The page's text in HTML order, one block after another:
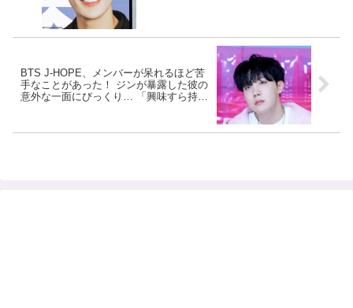
BTS J-HOPE、メンバーが呆れるほど苦
手なことがあった！ ジンが暴露した彼の
意外な一面にびっくり… 「興味すら持っ
目